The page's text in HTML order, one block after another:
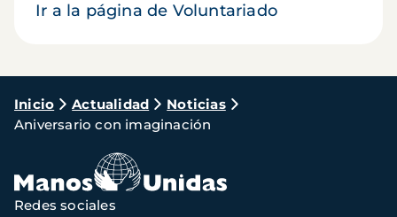
Ir a la página de Voluntariado
Ruta
de
navegación
Inicio Actualidad
Noticias
Aniversario con imaginación
Redes sociales